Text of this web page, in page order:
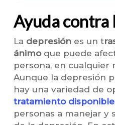
Ayuda contra
La depresiónes un t
ánimoque puede
persona, en cualquier
Aunque la depresión
hay una variedad de
tratamiento
personas a manejar y